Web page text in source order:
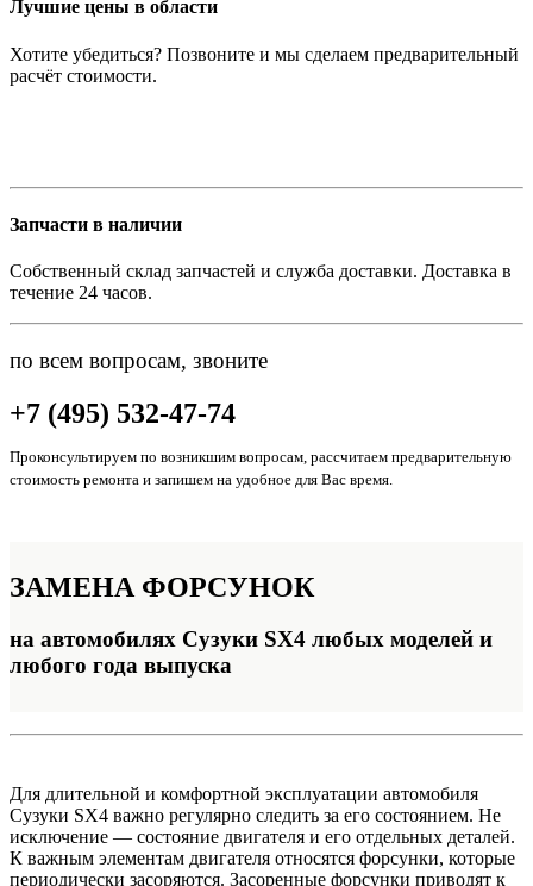
Лучшие цены в области
Хотите убедиться? Позвоните и мы сделаем предварительный
расчёт стоимости.
Запчасти в наличии
Собственный склад запчастей и служба доставки. Доставка в
течение 24 часов.
по всем вопросам, звоните
+7 (495) 532-47-74
Проконсультируем по возникшим вопросам, рассчитаем предварительную
стоимость ремонта и запишем на удобное для Вас время.
ЗАМЕНА ФОРСУНОК
на автомобилях Сузуки SX4 любых моделей и
любого года выпуска
Для длительной и комфортной эксплуатации автомобиля
Сузуки SX4 важно регулярно следить за его состоянием. Не
исключение — состояние двигателя и его отдельных деталей.
К важным элементам двигателя относятся форсунки, которые
периодически засоряются. Засоренные форсунки приводят к